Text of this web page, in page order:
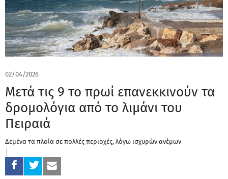
02/04/2026
Μετά τις 9 το πρωί επανεκκινούν τα
δρομολόγια από το λιμάνι του
Πειραιά
Δεμένα τα πλοία σε πολλές περιοχές, λόγω ισχυρών ανέμων